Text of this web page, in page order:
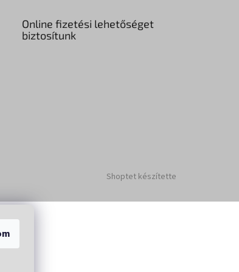
Online fizetési lehetőséget
biztosítunk
Shoptet készítette